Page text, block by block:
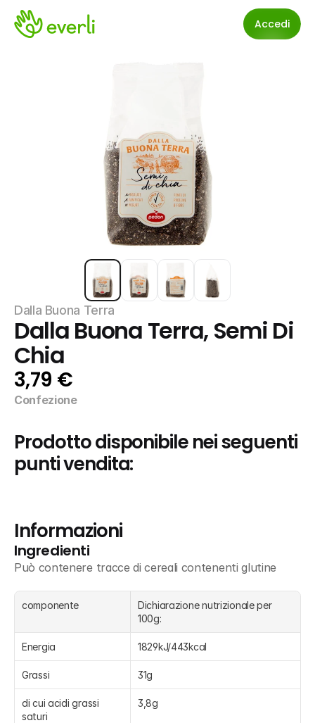
Accedi
Dalla Buona Terra
Dalla Buona Terra, Semi Di
Chia
3,79 €
Confezione
Prodotto disponibile nei seguenti
punti vendita:
Informazioni
Ingredienti
Può contenere tracce di cereali contenenti glutine
componente
Dichiarazione nutrizionale per
100g:
Energia 1829kJ/443kcal
Grassi 31g
di cui acidi grassi
saturi
3,8g